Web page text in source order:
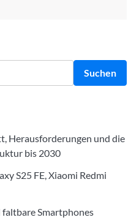
Suchen
Herausforderungen und die
bis 2030
S25 FE, Xiaomi Redmi
faltbare Smartphones